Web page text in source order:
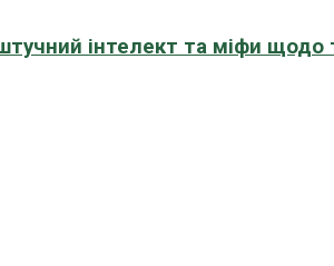
інтелект та міфи щодо